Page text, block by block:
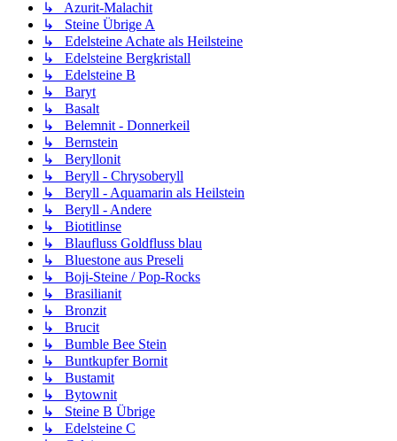
↳ Azurit-Malachit
↳ Steine Übrige A
↳ Edelsteine Achate als Heilsteine
↳ Edelsteine Bergkristall
↳ Edelsteine B
↳ Baryt
↳ Basalt
↳ Belemnit - Donnerkeil
↳ Bernstein
↳ Beryllonit
↳ Beryll - Chrysoberyll
↳ Beryll - Aquamarin als Heilstein
↳ Beryll - Andere
↳ Biotitlinse
↳ Blaufluss Goldfluss blau
↳ Bluestone aus Preseli
↳ Boji-Steine / Pop-Rocks
↳ Brasilianit
↳ Bronzit
↳ Brucit
↳ Bumble Bee Stein
↳ Buntkupfer Bornit
↳ Bustamit
↳ Bytownit
↳ Steine B Übrige
↳ Edelsteine C